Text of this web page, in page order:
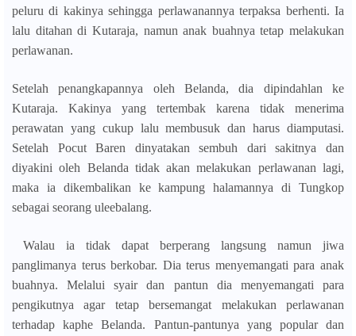
peluru di kakinya sehingga perlawanannya terpaksa berhenti. Ia
lalu ditahan di Kutaraja, namun anak buahnya tetap melakukan
perlawanan.
Setelah penangkapannya oleh Belanda, dia dipindahlan ke
Kutaraja. Kakinya yang tertembak karena tidak menerima
perawatan yang cukup lalu membusuk dan harus diamputasi.
Setelah Pocut Baren dinyatakan sembuh dari sakitnya dan
diyakini oleh Belanda tidak akan melakukan perlawanan lagi,
maka ia dikembalikan ke kampung halamannya di Tungkop
sebagai seorang uleebalang.
Walau ia tidak dapat berperang langsung namun jiwa
panglimanya terus berkobar. Dia terus menyemangati para anak
buahnya. Melalui syair dan pantun dia menyemangati para
pengikutnya agar tetap bersemangat melakukan perlawanan
terhadap kaphe Belanda. Pantun-pantunya yang popular dan